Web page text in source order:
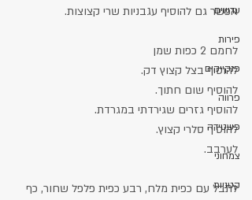
עדשים
פירות
פנקייקים
פרווה
פשטידה
צמחוני
קטניות
אפשר גם להוסיף עגבניות שרי קצוצות.
לחמם 2 כפות שמן
להוסיף בצל קצוץ דק.
להוסיף שום חתוך.
להוסיף גזרים שגירדתי במגרדת.
להוסיף סלרי קצוץ.
לערבב.
לתבל עם כפית מלח, רבע כפית פלפל שחור, כף